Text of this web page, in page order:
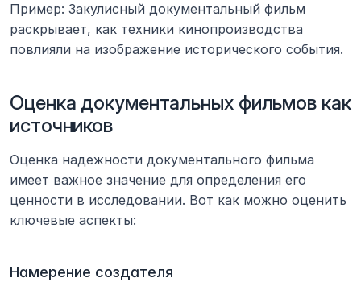
Пример: Закулисный документальный фильм
раскрывает, как техники кинопроизводства
повлияли на изображение исторического события.
Оценка документальных фильмов как
источников
Оценка надежности документального фильма
имеет важное значение для определения его
ценности в исследовании. Вот как можно оценить
ключевые аспекты:
Намерение создателя